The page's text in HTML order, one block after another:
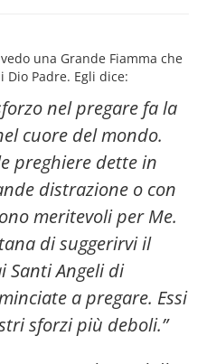
una Grande Fiamma che
Dio Padre. Egli dice:
nel pregare fa la
cuore del mondo.
preghiere dette in
distrazione o con
meritevoli per Me.
di suggerirvi il
Santi Angeli di
a pregare. Essi
sforzi più deboli.”